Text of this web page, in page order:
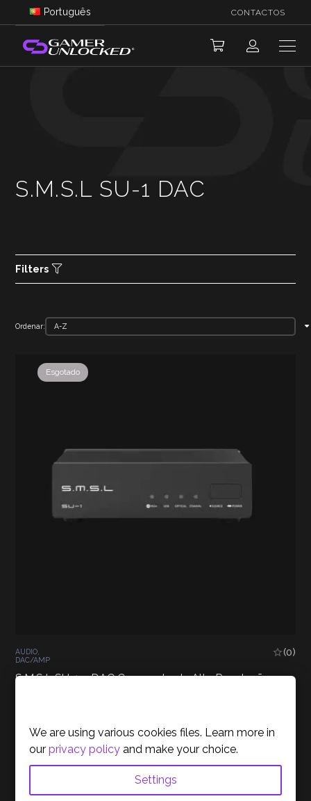
Português CONTACTOS
S.M.S.L SU-1 DAC
Filters
Ordenar:
Esgotado
AUDIO
DAC/AMP
(0)
S.M.S.L SU-1 – DAC Compacto de Alta Resolução
LER MAIS
We are using various cookies files. Learn more in
ourprivacy policy and make your choice.
Settings